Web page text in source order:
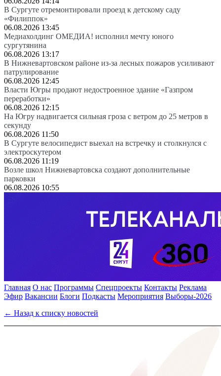
В Сургуте отремонтировали проезд к детскому саду
«Филиппок»
06.08.2026 13:45
Медиахолдинг ОМЕДИА! исполнил мечту юного
сургутянина
06.08.2026 13:17
В Нижневартовском районе из-за лесных пожаров усиливают
патрулирование
06.08.2026 12:45
Власти Югры продают недостроенное здание «Газпром
переработки»
06.08.2026 12:15
На Югру надвигается сильная гроза с ветром до 25 метров в
секунду
06.08.2026 11:50
В Сургуте велосипедист выехал на встречку и столкнулся с
электроскутером
06.08.2026 11:19
Возле школ Нижневартовска создают дополнительные
парковки
06.08.2026 10:55
Главная О нас Программы Спецпроекты Контакты Реклама
Эфир Вакансии Блоги Подкасты Мероприятия Выборы-2026
← Назад к списку новостей